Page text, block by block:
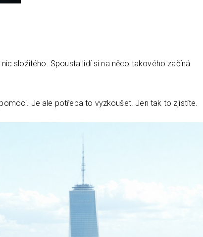
složitého. Spousta lidí si na něco takového začíná
Je ale potřeba to vyzkoušet. Jen tak to zjistíte.